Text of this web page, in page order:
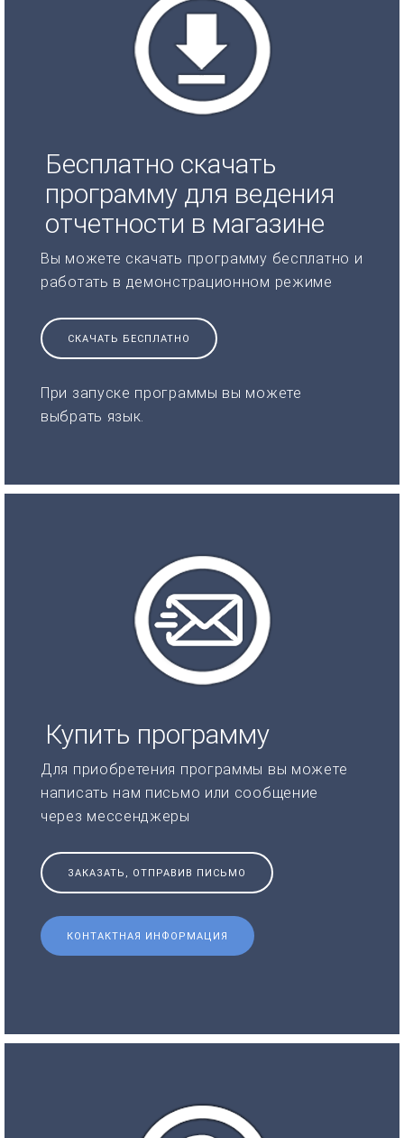
Бесплатно скачать
программу для ведения
отчетности в магазине
Вы можете скачать программу бесплатно и
работать в демонстрационном режиме
СКАЧАТЬ БЕСПЛАТНО
При запуске программы вы можете
выбрать язык.
Купить программу
Для приобретения программы вы можете
написать нам письмо или сообщение
через мессенджеры
ЗАКАЗАТЬ, ОТПРАВИВ ПИСЬМО
КОНТАКТНАЯ ИНФОРМАЦИЯ